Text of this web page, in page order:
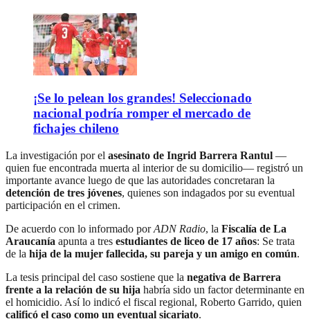
¡Se lo pelean los grandes! Seleccionado
nacional podría romper el mercado de
fichajes chileno
La investigación por el asesinato de Ingrid Barrera Rantul —
quien fue encontrada muerta al interior de su domicilio— registró un
importante avance luego de que las autoridades concretaran la
detención de tres jóvenes, quienes son indagados por su eventual
participación en el crimen.
De acuerdo con lo informado porADN Radio, la Fiscalía de La
Araucanía apunta a tres estudiantes de liceo de 17 años: Se trata
de la hija de la mujer fallecida, su pareja y un amigo en común.
La tesis principal del caso sostiene que la negativa de Barrera
frente a la relación de su hija habría sido un factor determinante en
el homicidio. Así lo indicó el fiscal regional, Roberto Garrido, quien
calificó el caso como un eventual sicariato.